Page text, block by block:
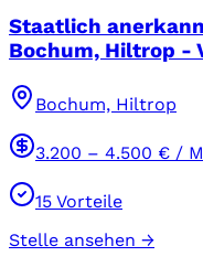
Staatlich
Bochum, Hiltrop -
Bochum, Hiltrop
3.200 – 4.500 € /
15 Vorteile
Stelle ansehen →